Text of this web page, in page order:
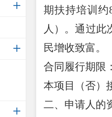
期扶持培训约
人）。通过此
民增收致富。
合同履行期限
本项目（否）
二、申请人的